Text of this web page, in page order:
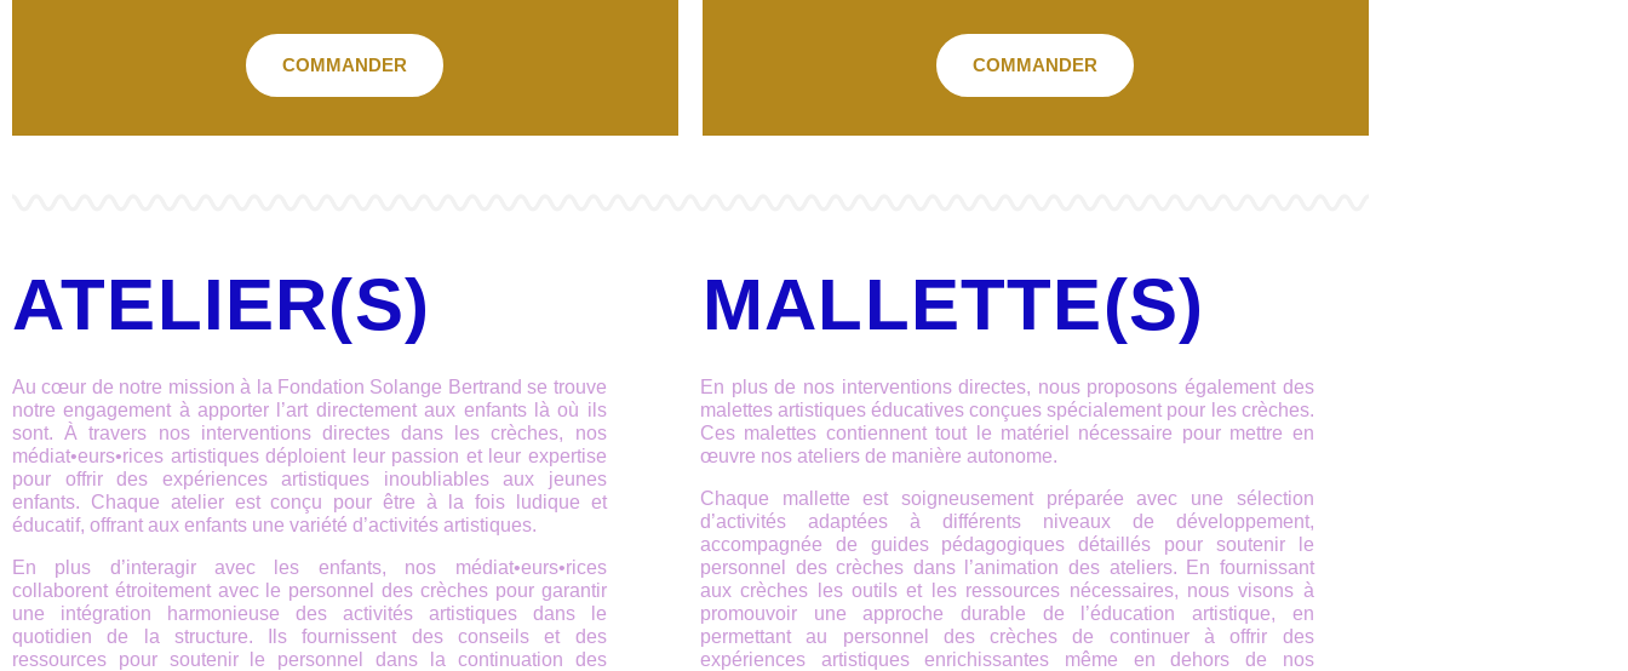
COMMANDER COMMANDER
ATELIER(S) MALLETTE(S)
Au cœur de notre mission à la Fondation Solange Bertrand se trouve
notre engagement à apporter l’art directement aux enfants là où ils
sont. À travers nos interventions directes dans les crèches, nos
médiat•eurs•rices artistiques déploient leur passion et leur expertise
pour offrir des expériences artistiques inoubliables aux jeunes
enfants. Chaque atelier est conçu pour être à la fois ludique et
éducatif, offrant aux enfants une variété d’activités artistiques.
En plus d’interagir avec les enfants, nos médiat•eurs•rices
collaborent étroitement avec le personnel des crèches pour garantir
une intégration harmonieuse des activités artistiques dans le
quotidien de la structure. Ils fournissent des conseils et des
ressources pour soutenir le personnel dans la continuation des
En plus de nos interventions directes, nous proposons également des
malettes artistiques éducatives conçues spécialement pour les crèches.
Ces malettes contiennent tout le matériel nécessaire pour mettre en
œuvre nos ateliers de manière autonome.
Chaque mallette est soigneusement préparée avec une sélection
d’activités adaptées à différents niveaux de développement,
accompagnée de guides pédagogiques détaillés pour soutenir le
personnel des crèches dans l’animation des ateliers. En fournissant
aux crèches les outils et les ressources nécessaires, nous visons à
promouvoir une approche durable de l’éducation artistique, en
permettant au personnel des crèches de continuer à offrir des
expériences artistiques enrichissantes même en dehors de nos